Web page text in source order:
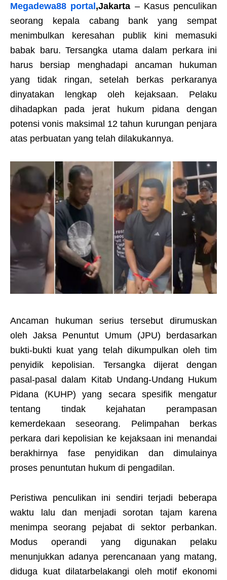
Megadewa88 portal,Jakarta – Kasus penculikan
seorang kepala cabang bank yang sempat
menimbulkan keresahan publik kini memasuki
babak baru. Tersangka utama dalam perkara ini
harus bersiap menghadapi ancaman hukuman
yang tidak ringan, setelah berkas perkaranya
dinyatakan lengkap oleh kejaksaan. Pelaku
dihadapkan pada jerat hukum pidana dengan
potensi vonis maksimal 12 tahun kurungan penjara
atas perbuatan yang telah dilakukannya.
Ancaman hukuman serius tersebut dirumuskan
oleh Jaksa Penuntut Umum (JPU) berdasarkan
bukti-bukti kuat yang telah dikumpulkan oleh tim
penyidik kepolisian. Tersangka dijerat dengan
pasal-pasal dalam Kitab Undang-Undang Hukum
Pidana (KUHP) yang secara spesifik mengatur
tentang tindak kejahatan perampasan
kemerdekaan seseorang. Pelimpahan berkas
perkara dari kepolisian ke kejaksaan ini menandai
berakhirnya fase penyidikan dan dimulainya
proses penuntutan hukum di pengadilan.
Peristiwa penculikan ini sendiri terjadi beberapa
waktu lalu dan menjadi sorotan tajam karena
menimpa seorang pejabat di sektor perbankan.
Modus operandi yang digunakan pelaku
menunjukkan adanya perencanaan yang matang,
diduga kuat dilatarbelakangi oleh motif ekonomi